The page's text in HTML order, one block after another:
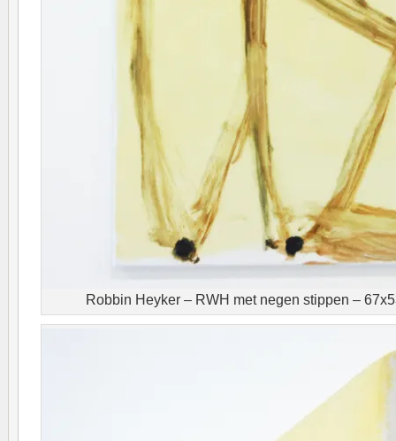
Robbin Heyker – RWH met negen stippen –